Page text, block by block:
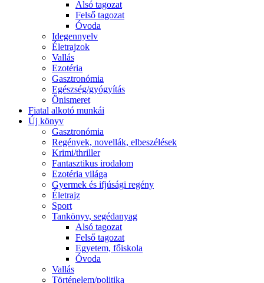
Alsó tagozat
Felső tagozat
Óvoda
Idegennyelv
Életrajzok
Vallás
Ezotéria
Gasztronómia
Egészség/gyógyítás
Önismeret
Fiatal alkotó munkái
Új könyv
Gasztronómia
Regények, novellák, elbeszélések
Krimi/thriller
Fantasztikus irodalom
Ezotéria világa
Gyermek és ifjúsági regény
Életrajz
Sport
Tankönyv, segédanyag
Alsó tagozat
Felső tagozat
Egyetem, főiskola
Óvoda
Vallás
Történelem/politika